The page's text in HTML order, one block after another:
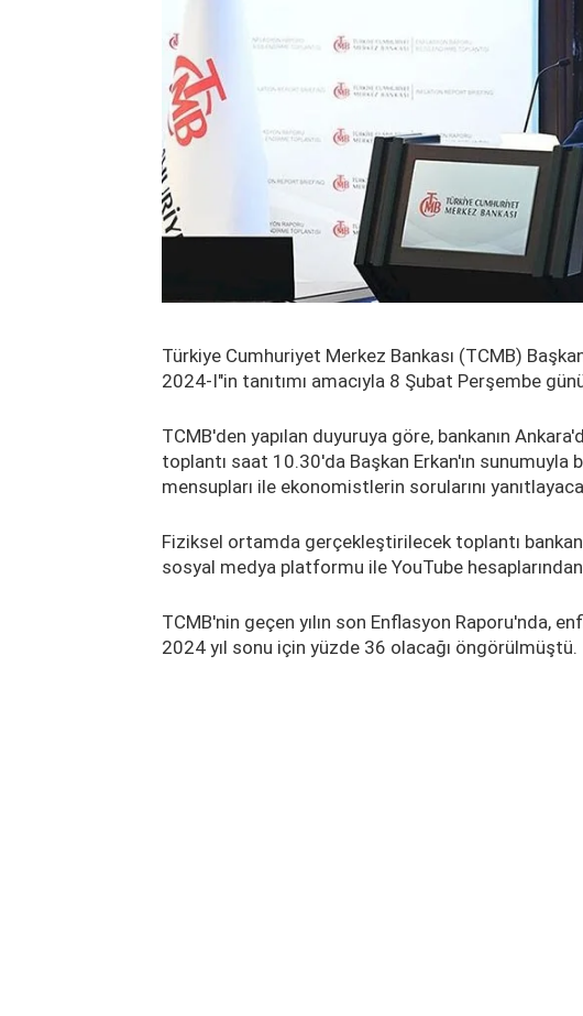
Türkiye Cumhuriyet Merkez Bankası (TCMB)
2024-I"in tanıtımı amacıyla 8 Şubat Perşembe
TCMB'den yapılan duyuruya göre, bankanın
toplantı saat 10.30'da Başkan Erkan'ın sunumuyla
mensupları ile ekonomistlerin sorularını
Fiziksel ortamda gerçekleştirilecek toplantı
sosyal medya platformu ile YouTube hesaplarından
TCMB'nin geçen yılın son Enflasyon Raporu'nda,
2024 yıl sonu için yüzde 36 olacağı öngörülmüştü.